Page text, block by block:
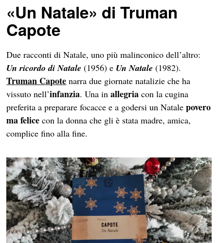
«Un Natale» di Truman
Capote
Due racconti di Natale, uno più malinconico dell’altro:
Un ricordo di Natale (1956) e Un Natale (1982).
Truman Capote narra due giornate natalizie che ha
vissuto nell’infanzia. Una inallegria con la cugina
preferita a preparare focacce e a godersi un Natalepovero
ma felice con la donna che gli è stata madre, amica,
complice fino alla fine.